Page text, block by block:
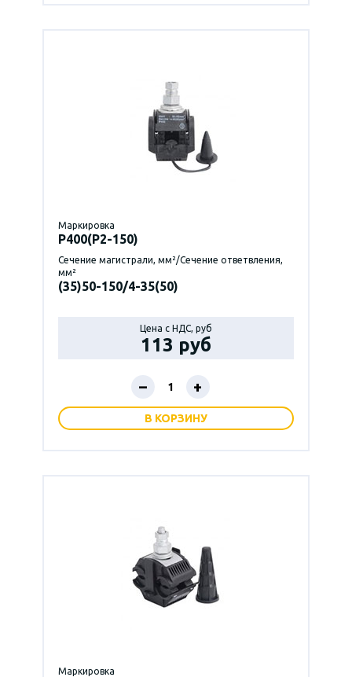
Маркировка
P400(Р2-150)
Сечение магистрали, мм²/Сечение ответвления,
мм²
(35)50-150/4-35(50)
Цена с НДС, руб
113 руб
– +
В КОРЗИНУ
Маркировка